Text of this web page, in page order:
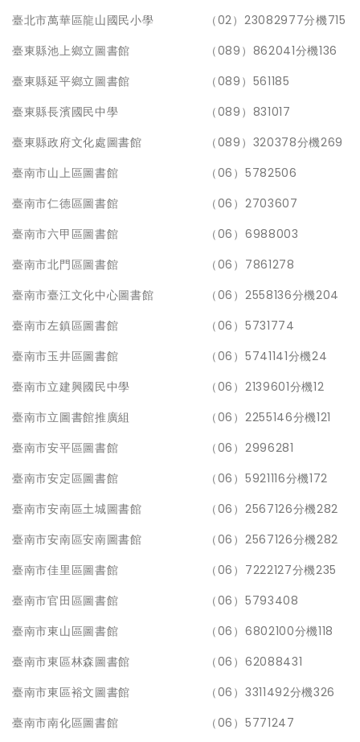
臺北市萬華區龍山國民小學
（02）23082977分機715
臺東縣池上鄉立圖書館
（089）862041分機136
臺東縣延平鄉立圖書館
（089）561185
臺東縣長濱國民中學
（089）831017
臺東縣政府文化處圖書館
（089）320378分機269
臺南市山上區圖書館
（06）5782506
臺南市仁德區圖書館
（06）2703607
臺南市六甲區圖書館
（06）6988003
臺南市北門區圖書館
（06）7861278
臺南市臺江文化中心圖書館
（06）2558136分機204
臺南市左鎮區圖書館
（06）5731774
臺南市玉井區圖書館
（06）5741141分機24
臺南市立建興國民中學
（06）2139601分機12
臺南市立圖書館推廣組
（06）2255146分機121
臺南市安平區圖書館
（06）2996281
臺南市安定區圖書館
（06）5921116分機172
臺南市安南區土城圖書館
（06）2567126分機282
臺南市安南區安南圖書館
（06）2567126分機282
臺南市佳里區圖書館
（06）7222127分機235
臺南市官田區圖書館
（06）5793408
臺南市東山區圖書館
（06）6802100分機118
臺南市東區林森圖書館
（06）62088431
臺南市東區裕文圖書館
（06）3311492分機326
臺南市南化區圖書館
（06）5771247